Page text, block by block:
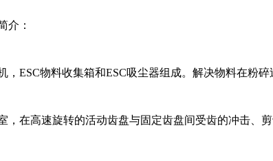
介：
，ESC物料收集箱和ESC吸尘器组成。解决物料在粉
，在高速旋转的活动齿盘与固定齿盘间受齿的冲击、